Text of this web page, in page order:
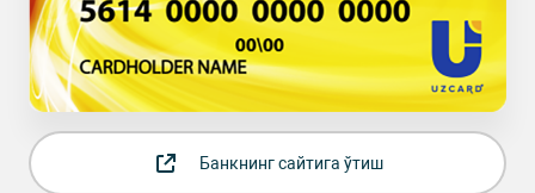
Банкнинг сайтига ўтиш